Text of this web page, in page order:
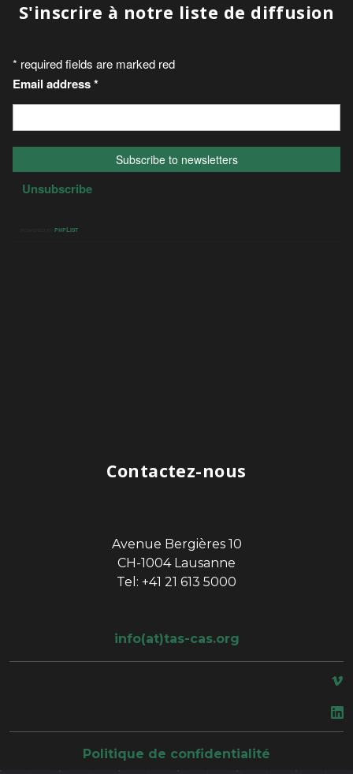
S'inscrire à notre liste de diffusion
Contactez-nous
Avenue Bergières 10
CH-1004 Lausanne
Tel: +41 21 613 5000
info(at)tas-cas.org
Politique de confidentialité